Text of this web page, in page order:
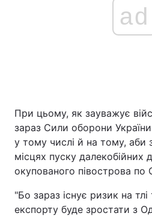
ad
При цьому, як зауважує
зараз Сили оборони
у тому числі й на тому, аби
місцях пуску далекобійних
окупованого півострова по
"Бо зараз існує ризик на
експорту буде зростати з